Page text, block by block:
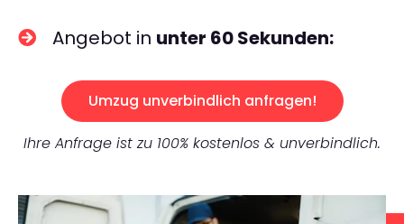
Angebot in unter 60 Sekunden:
Umzug unverbindlich anfragen!
Ihre Anfrage ist zu 100% kostenlos & unverbindlich.